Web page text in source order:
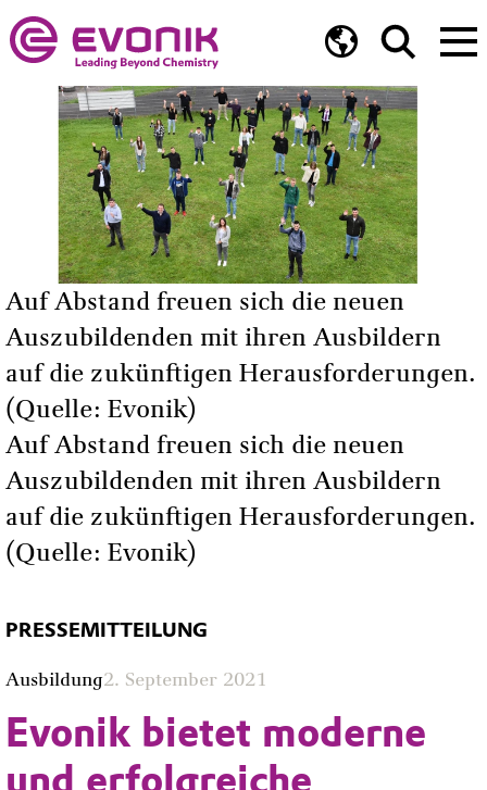
Auf Abstand freuen sich die neuen
Auszubildenden mit ihren Ausbildern
auf die zukünftigen Herausforderungen.
(Quelle: Evonik)
Auf Abstand freuen sich die neuen
Auszubildenden mit ihren Ausbildern
auf die zukünftigen Herausforderungen.
(Quelle: Evonik)
PRESSEMITTEILUNG
Ausbildung2. September 2021
Evonik bietet moderne
und erfolgreiche